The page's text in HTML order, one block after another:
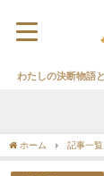
わたしの決断物語
ホーム 記事一覧